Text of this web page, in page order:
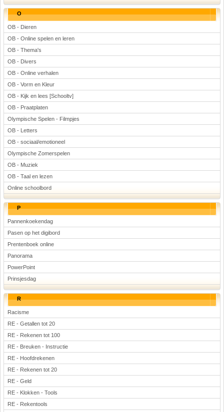
O
OB - Dieren
OB - Online spelen en leren
OB - Thema's
OB - Divers
OB - Online verhalen
OB - Vorm en Kleur
OB - Kijk en lees [Schooltv]
OB - Praatplaten
Olympische Spelen - Filmpjes
OB - Letters
OB - sociaal/emotioneel
Olympische Zomerspelen
OB - Muziek
OB - Taal en lezen
Online schoolbord
P
Pannenkoekendag
Pasen op het digibord
Prentenboek online
Panorama
PowerPoint
Prinsjesdag
R
Racisme
RE - Getallen tot 20
RE - Rekenen tot 100
RE - Breuken - Instructie
RE - Hoofdrekenen
RE - Rekenen tot 20
RE - Geld
RE - Klokken - Tools
RE - Rekentools